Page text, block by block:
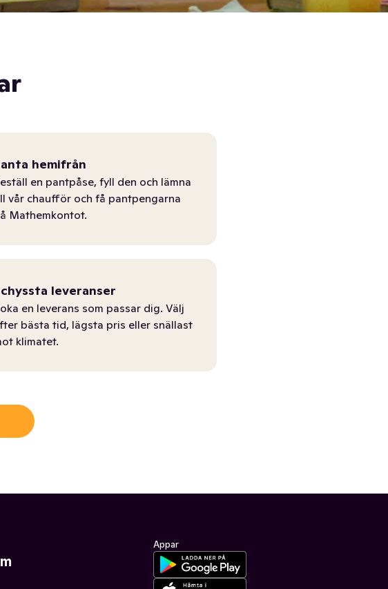
hemifrån
en pantpåse, fyll den och lämna
vår chaufför och få pantpengarna
Mathemkontot.
leveranser
en leverans som passar dig. Välj
bästa tid, lägsta pris eller snällast
klimatet.
Appar